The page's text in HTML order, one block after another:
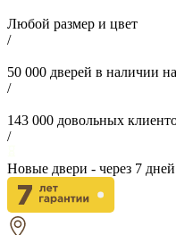
Любой размер и цвет
/
50 000 дверей в наличии
/
143 000 довольных
/
Новые двери - через 7